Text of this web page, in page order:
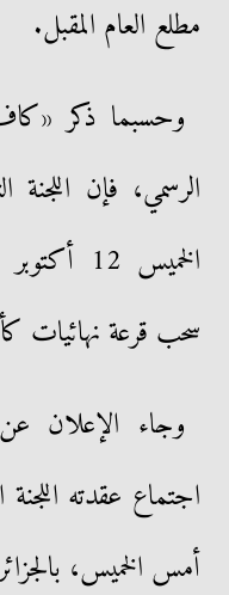
مطلع العام المقبل.
وحسبما ذكر
الرسمي، فإن
الخميس
سحب قرعة نهائيات كأس
وجاء الإعلان
اجتماع عقدته اللجنة
أمس الخميس،